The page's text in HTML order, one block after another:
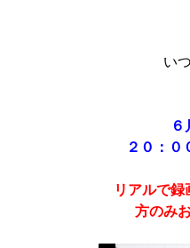
い
２０：０
リアルで
方のみ